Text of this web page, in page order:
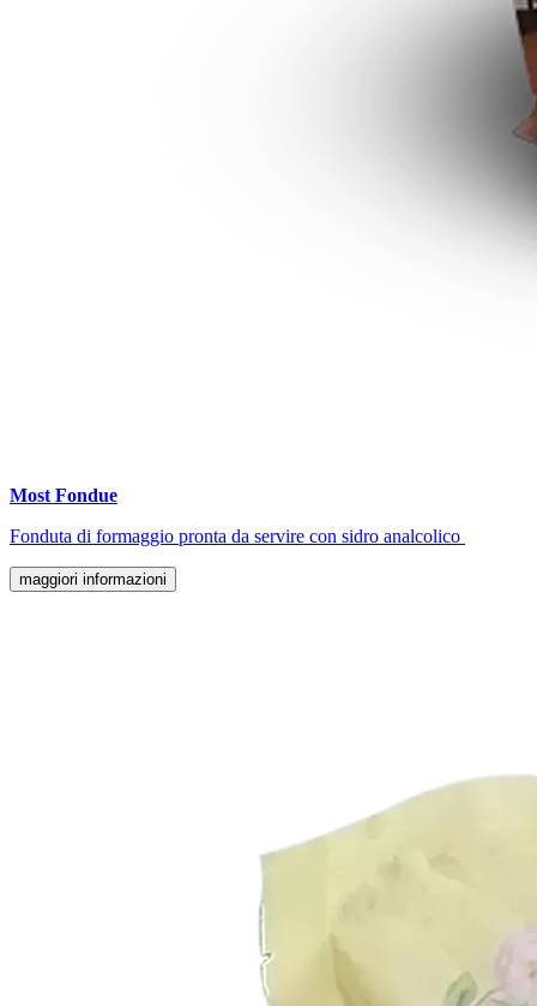
Most Fondue
Fonduta di formaggio pronta da servire con sidro analcolico
maggiori informazioni